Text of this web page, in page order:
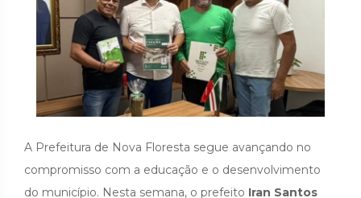
A Prefeitura de Nova Floresta segue avançando no
compromisso com a educação e o desenvolvimento
do município. Nesta semana, o prefeito Iran Santos